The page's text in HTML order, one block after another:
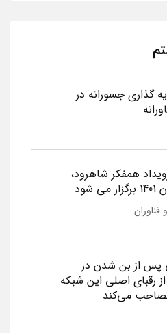
گذاری جسورانه در
همفکر شاهرود،
فناوران
پس از بن شدن در
رقبای اصلی این شبکه
می‌کند